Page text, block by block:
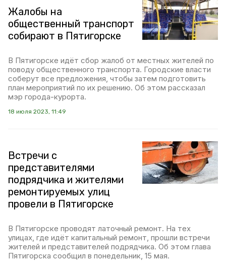
Жалобы на
общественный транспорт
собирают в Пятигорске
В Пятигорске идёт сбор жалоб от местных жителей по
поводу общественного транспорта. Городские власти
соберут все предложения, чтобы затем подготовить
план мероприятий по их решению. Об этом рассказал
мэр города-курорта.
18 июля 2023, 11:49
Встречи с
представителями
подрядчика и жителями
ремонтируемых улиц
провели в Пятигорске
В Пятигорске проводят латочный ремонт. На тех
улицах, где идёт капитальный ремонт, прошли встречи
жителей и представителей подрядчика. Об этом глава
Пятигорска сообщил в понедельник, 15 мая.